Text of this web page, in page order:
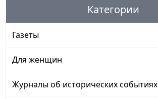
Категории
Газеты
Для женщин
Журналы об исторических событиях